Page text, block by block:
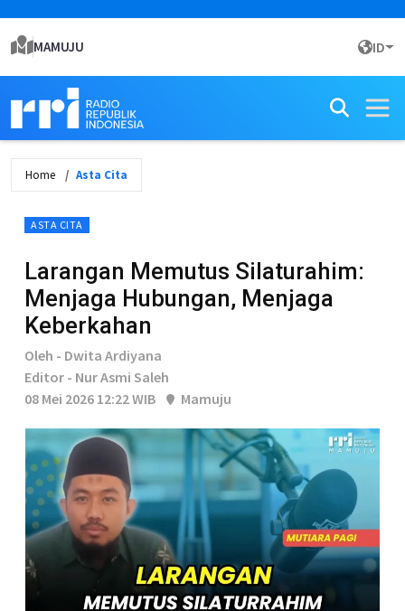
MAMUJU ID
Home Asta Cita
ASTA CITA
Larangan Memutus Silaturahim:
Menjaga Hubungan, Menjaga
Keberkahan
Oleh - Dwita Ardiyana
Editor - Nur Asmi Saleh
08 Mei 2026 12:22 WIB
Mamuju